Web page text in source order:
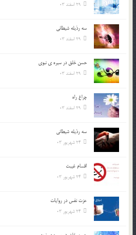
29 اسفند 03
سه رذیله شیطانی
29 اسفند 03
حسن خلق در سيره ي نبوي
29 اسفند 03
چراغ راه
29 اسفند 03
سه رذیله شیطانی
24 شهریور 03
اقسام غيبت
24 شهریور 03
عزت نفس در روايات
24 شهریور 03